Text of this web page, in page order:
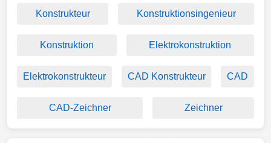
Konstrukteur Konstruktionsingenieur
Konstruktion Elektrokonstruktion
Elektrokonstrukteur CAD Konstrukteur CAD
CAD-Zeichner Zeichner